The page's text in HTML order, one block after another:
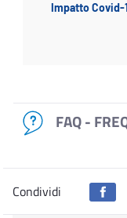
Impatto Covid-
FAQ -
Condividi